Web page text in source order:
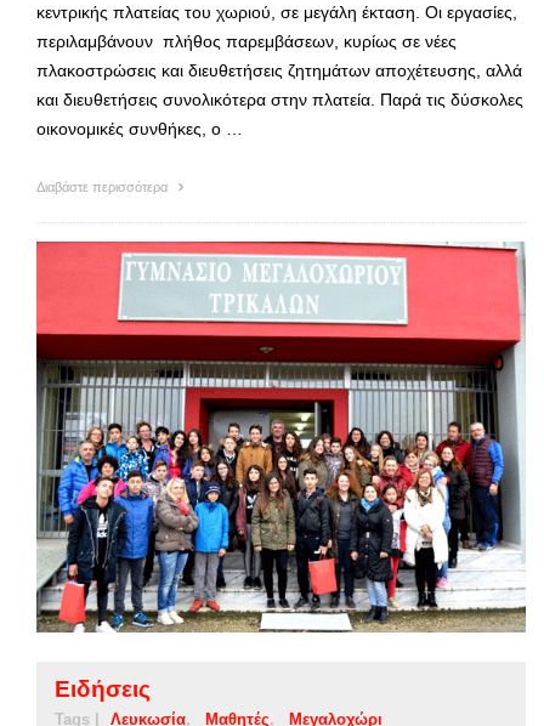
κεντρικής πλατείας του χωριού, σε μεγάλη έκταση. Οι εργασίες,
περιλαμβάνουν πλήθος παρεμβάσεων, κυρίως σε νέες
πλακοστρώσεις και διευθετήσεις ζητημάτων αποχέτευσης, αλλά
και διευθετήσεις συνολικότερα στην πλατεία. Παρά τις δύσκολες
οικονομικές συνθήκες, ο …
Διαβάστε περισσότερα
Ειδήσεις
Tags | Λευκωσία Μαθητές Μεγαλοχώρι